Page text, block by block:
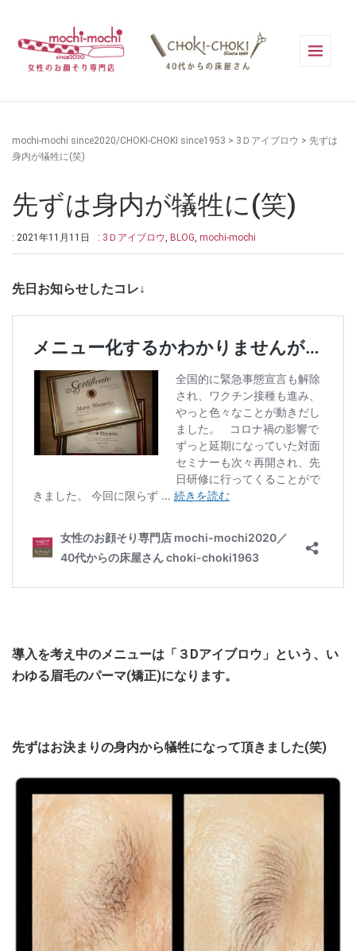
mochi-mochi since2020/CHOKI-CHOKI since1953 > 3Ｄアイブロウ > 先ずは
身内が犠牲に(笑)
先ずは身内が犠牲に(笑)
: 2021年11月11日 : 3Ｄアイブロウ, BLOG, mochi-mochi
先日お知らせしたコレ↓
導入を考え中のメニューは「３Dアイブロウ」という、い
わゆる眉毛のパーマ(矯正)になります。
先ずはお決まりの身内から犠牲になって頂きました(笑)